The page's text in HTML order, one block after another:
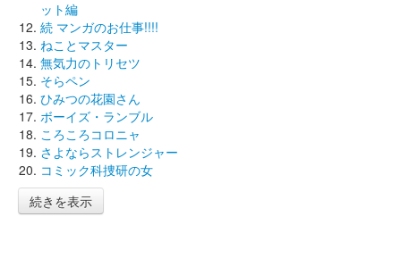
ット編
続 マンガのお仕事!!!!
ねことマスター
無気力のトリセツ
そらペン
ひみつの花園さん
ボーイズ・ランブル
ころころコロニャ
さよならストレンジャー
コミック科捜研の女
続きを表示